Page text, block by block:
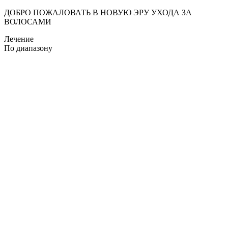
ДОБРО ПОЖАЛОВАТЬ В НОВУЮ ЭРУ УХОДА ЗА
ВОЛОСАМИ
Лечение
По диапазону